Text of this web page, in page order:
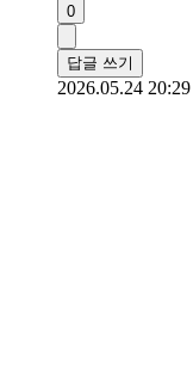
0
답글 쓰기
2026.05.24 20:29